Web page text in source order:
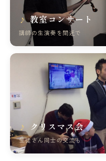
教室コンサート
講師の生演奏を間近で
クリスマス会
生徒さん同士の交流も